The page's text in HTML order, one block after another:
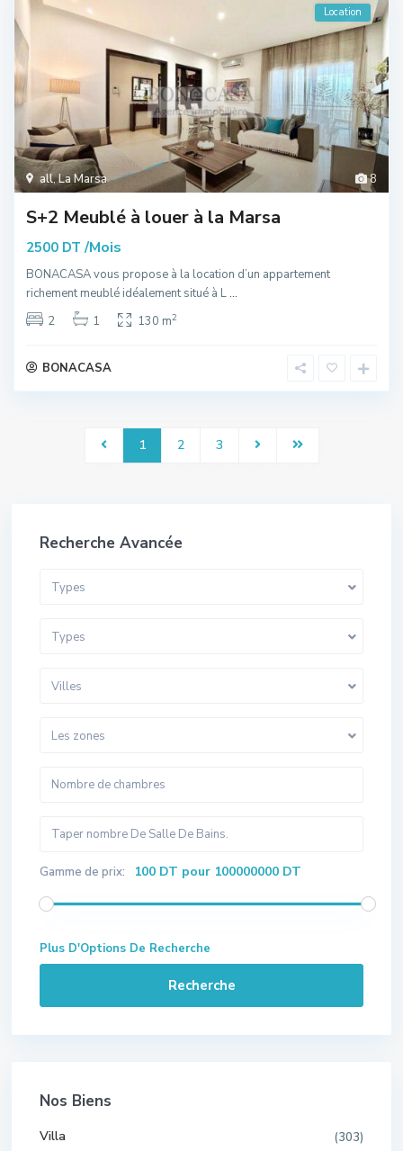
8
all,La Marsa
Location
S+2 Meublé à louer à la Marsa
2500 DT/Mois
BONACASA vous propose à la location d’un appartement
richement meublé idéalement situé à L...
2
1 130 m2
BONACASA
1 2 3
Recherche Avancée
Types
Types
Villes
Les zones
Gamme de prix: 100 DT pour 100000000 DT
Plus D'Options De Recherche
Recherche
Nos Biens
Villa (303)